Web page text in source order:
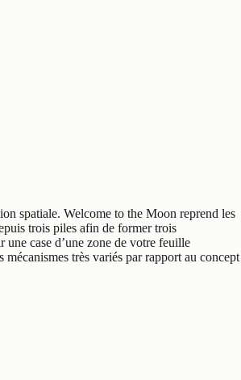
spatiale. Welcome to the Moon reprend les
trois piles afin de former trois
une case d’une zone de votre feuille
très variés par rapport au concept